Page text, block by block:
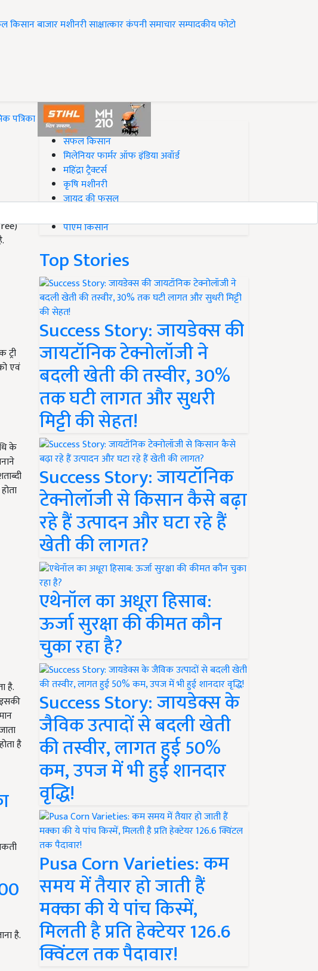
किसानबाजारमशीनरीसाक्षात्कारकंपनी समाचारसम्पादकीयफोटो
पत्रिका
एवं
के
है.
है
है.
#Top on Krishi Jagran
सफल किसान
मिलेनियर फार्मर ऑफ इंडिया अवॉर्ड
महिंद्रा ट्रैक्टर्स
कृषि मशीनरी
जायद की फसल
पीएम किसान
Top Stories
Success Story: जायडेक्स की
जायटॉनिक टेक्नोलॉजी ने
बदली खेती की तस्वीर, 30%
तक घटी लागत और सुधरी
मिट्टी की सेहत!
Success Story: जायटॉनिक
टेक्नोलॉजी से किसान कैसे बढ़ा
रहे हैं उत्पादन और घटा रहे हैं
खेती की लागत?
एथेनॉल का अधूरा हिसाब:
ऊर्जा सुरक्षा की कीमत कौन
चुका रहा है?
Success Story: जायडेक्स के
जैविक उत्पादों से बदली खेती
की तस्वीर, लागत हुई 50%
कम, उपज में भी हुई शानदार
वृद्धि!
Pusa Corn Varieties: कम
समय में तैयार हो जाती हैं
मक्का की ये पांच किस्में,
मिलती है प्रति हेक्टेयर 126.6
क्विंटल तक पैदावार!